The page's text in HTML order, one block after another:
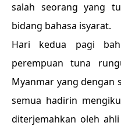
salah seorang yang
bidang bahasa isyarat.
Hari kedua pagi
perempuan tuna
Myanmar yang dengan
semua hadirin
diterjemahkan oleh